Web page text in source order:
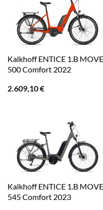
Kalkhoff ENTICE 1.B MOVE
500 Comfort 2022
2.609,10€
Kalkhoff ENTICE 1.B MOVE
545 Comfort 2023